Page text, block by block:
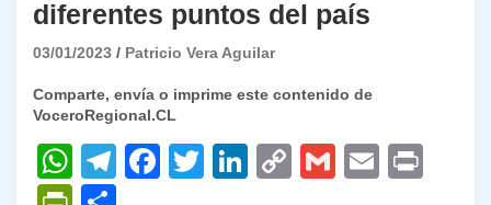
diferentes puntos del país
03/01/2023 Patricio Vera Aguilar
Comparte, envía o imprime este contenido de
VoceroRegional.CL
W
h
T
F
T
Li
C
G
E